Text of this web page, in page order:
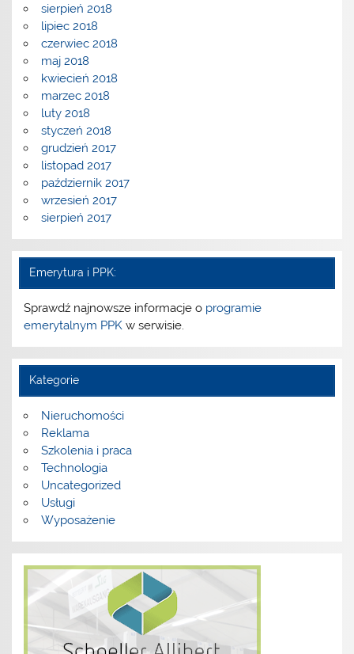
sierpień 2018
lipiec 2018
czerwiec 2018
maj 2018
kwiecień 2018
marzec 2018
luty 2018
styczeń 2018
grudzień 2017
listopad 2017
październik 2017
wrzesień 2017
sierpień 2017
Emerytura i PPK:
Sprawdź najnowsze informacje o programie
emerytalnym PPK w serwisie.
Kategorie
Nieruchomości
Reklama
Szkolenia i praca
Technologia
Uncategorized
Usługi
Wyposażenie